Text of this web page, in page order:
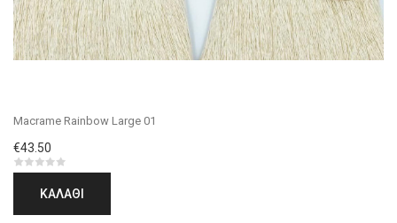
Macrame Rainbow Large 01
€43.50
ΚΑΛΆΘΙ